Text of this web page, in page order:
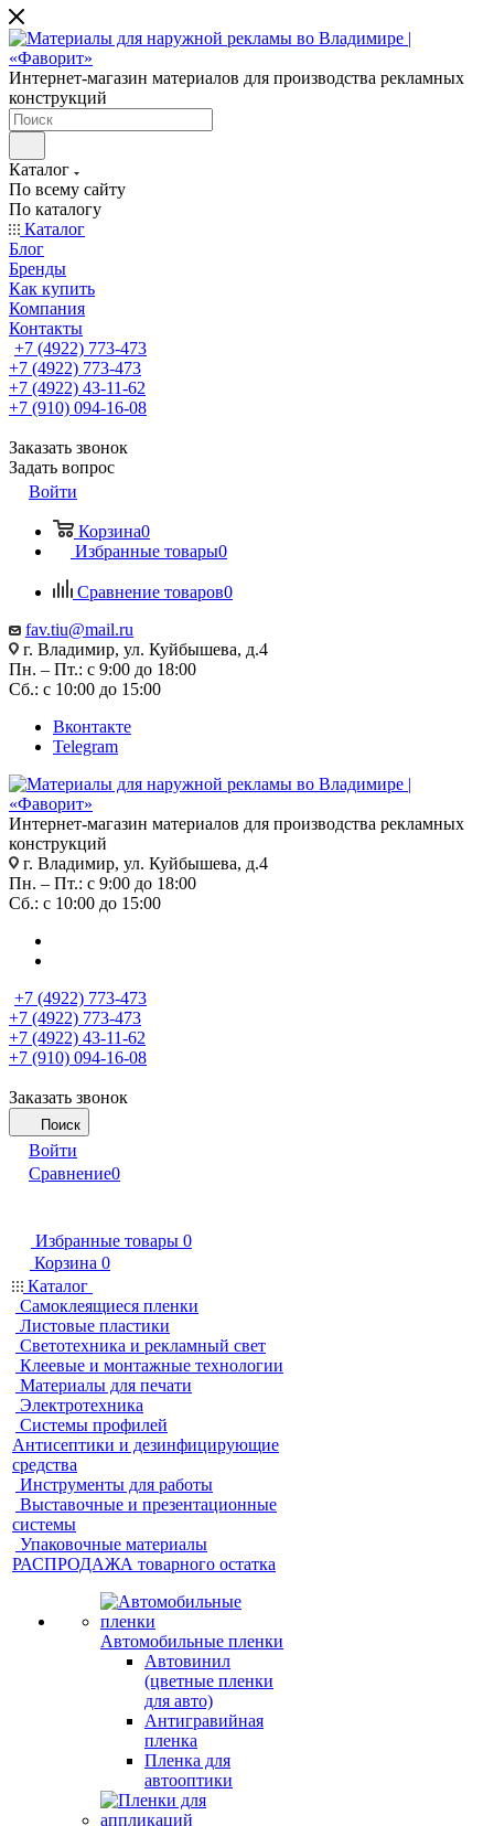
Интернет-магазин материалов для производства рекламных
конструкций
Каталог
По всему сайту
По каталогу
Каталог
Блог
Бренды
Как купить
Компания
Контакты
+7 (4922) 773-473
+7 (4922) 773-473
+7 (4922) 43-11-62
+7 (910) 094-16-08
Заказать звонок
Задать вопрос
Войти
Корзина0
Избранные товары0
Сравнение товаров0
fav.tiu@mail.ru
г. Владимир, ул. Куйбышева, д.4
Пн. – Пт.: с 9:00 до 18:00
Сб.: с 10:00 до 15:00
Вконтакте
Telegram
Интернет-магазин материалов для производства рекламных
конструкций
г. Владимир, ул. Куйбышева, д.4
Пн. – Пт.: с 9:00 до 18:00
Сб.: с 10:00 до 15:00
+7 (4922) 773-473
+7 (4922) 773-473
+7 (4922) 43-11-62
+7 (910) 094-16-08
Заказать звонок
Поиск
Войти
Сравнение0
Избранные товары 0
Корзина 0
Каталог
Самоклеящиеся пленки
Листовые пластики
Светотехника и рекламный свет
Клеевые и монтажные технологии
Материалы для печати
Электротехника
Системы профилей
Антисептики и дезинфицирующие
средства
Инструменты для работы
Выставочные и презентационные
системы
Упаковочные материалы
РАСПРОДАЖА товарного остатка
Автомобильные пленки
Автовинил
(цветные пленки
для авто)
Антигравийная
пленка
Пленка для
автооптики